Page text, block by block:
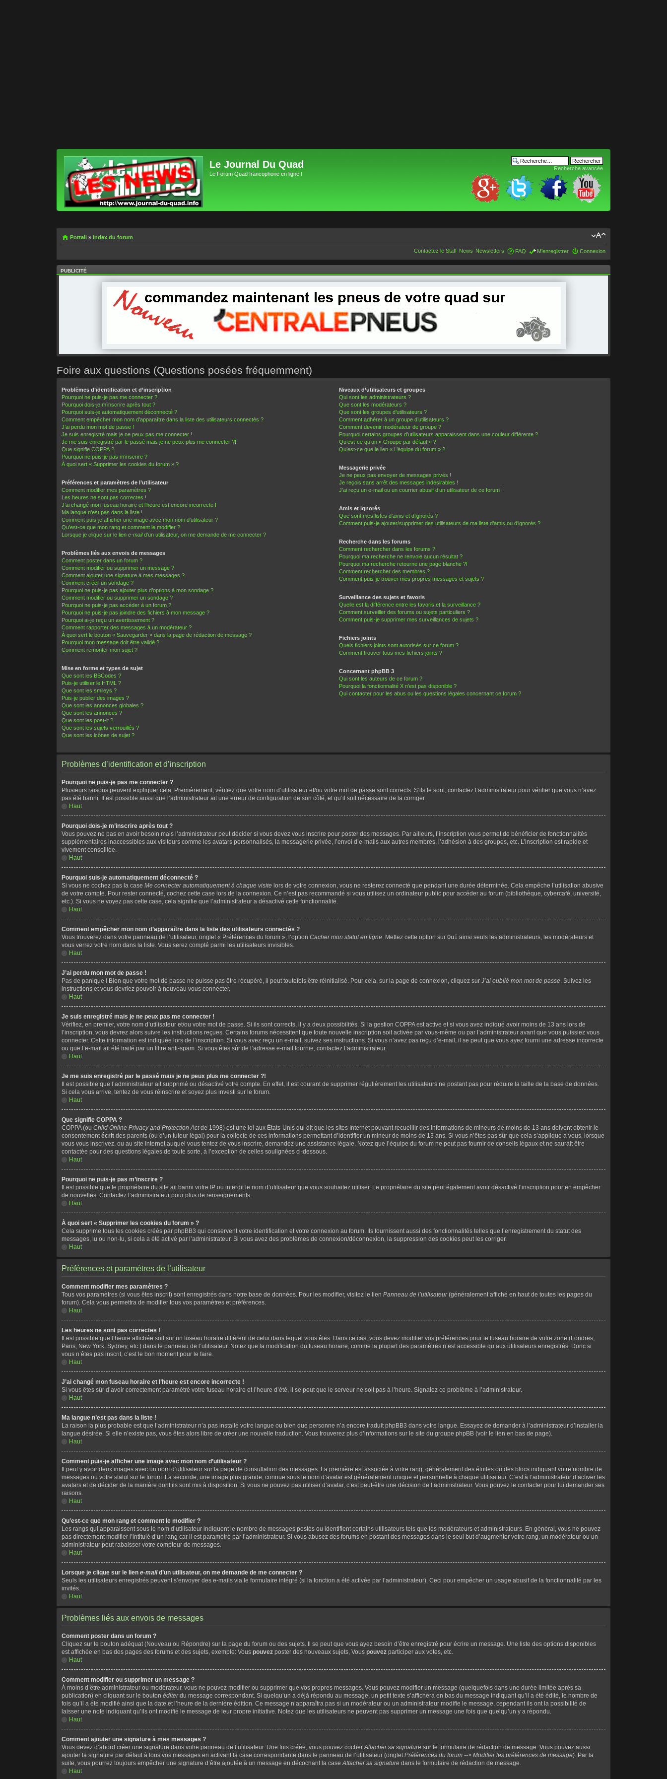
Le Journal Du Quad
Le Forum Quad francophone en ligne !
Recherche avancée
Portail »Index du forum
Contactez le Staff News Newsletters FAQ M’enregistrer Connexion
PUBLICITÉ
Foire aux questions (Questions posées fréquemment)
Problèmes d’identification et d’inscription
Pourquoi ne puis-je pas me connecter ?
Pourquoi dois-je m’inscrire après tout ?
Pourquoi suis-je automatiquement déconnecté ?
Comment empêcher mon nom d’apparaître dans la liste des utilisateurs connectés ?
J’ai perdu mon mot de passe !
Je suis enregistré mais je ne peux pas me connecter !
Je me suis enregistré par le passé mais je ne peux plus me connecter ?!
Que signifie COPPA ?
Pourquoi ne puis-je pas m’inscrire ?
À quoi sert « Supprimer les cookies du forum » ?
Préférences et paramètres de l’utilisateur
Comment modifier mes paramètres ?
Les heures ne sont pas correctes !
J’ai changé mon fuseau horaire et l’heure est encore incorrecte !
Ma langue n’est pas dans la liste !
Comment puis-je afficher une image avec mon nom d’utilisateur ?
Qu’est-ce que mon rang et comment le modifier ?
Lorsque je clique sur le liene-maild’un utilisateur, on me demande de me connecter ?
Problèmes liés aux envois de messages
Comment poster dans un forum ?
Comment modifier ou supprimer un message ?
Comment ajouter une signature à mes messages ?
Comment créer un sondage ?
Pourquoi ne puis-je pas ajouter plus d’options à mon sondage ?
Comment modifier ou supprimer un sondage ?
Pourquoi ne puis-je pas accéder à un forum ?
Pourquoi ne puis-je pas joindre des fichiers à mon message ?
Pourquoi ai-je reçu un avertissement ?
Comment rapporter des messages à un modérateur ?
À quoi sert le bouton « Sauvegarder » dans la page de rédaction de message ?
Pourquoi mon message doit être validé ?
Comment remonter mon sujet ?
Mise en forme et types de sujet
Que sont les BBCodes ?
Puis-je utiliser le HTML ?
Que sont les smileys ?
Puis-je publier des images ?
Que sont les annonces globales ?
Que sont les annonces ?
Que sont les post-it ?
Que sont les sujets verrouillés ?
Que sont les icônes de sujet ?
Niveaux d’utilisateurs et groupes
Qui sont les administrateurs ?
Que sont les modérateurs ?
Que sont les groupes d’utilisateurs ?
Comment adhérer à un groupe d’utilisateurs ?
Comment devenir modérateur de groupe ?
Pourquoi certains groupes d’utilisateurs apparaissent dans une couleur différente ?
Qu’est-ce qu’un « Groupe par défaut » ?
Qu’est-ce que le lien « L’équipe du forum » ?
Messagerie privée
Je ne peux pas envoyer de messages privés !
Je reçois sans arrêt des messages indésirables !
J’ai reçu un e-mail ou un courrier abusif d’un utilisateur de ce forum !
Amis et ignorés
Que sont mes listes d’amis et d’ignorés ?
Comment puis-je ajouter/supprimer des utilisateurs de ma liste d’amis ou d’ignorés ?
Recherche dans les forums
Comment rechercher dans les forums ?
Pourquoi ma recherche ne renvoie aucun résultat ?
Pourquoi ma recherche retourne une page blanche ?!
Comment rechercher des membres ?
Comment puis-je trouver mes propres messages et sujets ?
Surveillance des sujets et favoris
Quelle est la différence entre les favoris et la surveillance ?
Comment surveiller des forums ou sujets particuliers ?
Comment puis-je supprimer mes surveillances de sujets ?
Fichiers joints
Quels fichiers joints sont autorisés sur ce forum ?
Comment trouver tous mes fichiers joints ?
Concernant phpBB 3
Qui sont les auteurs de ce forum ?
Pourquoi la fonctionnalité X n’est pas disponible ?
Qui contacter pour les abus ou les questions légales concernant ce forum ?
Problèmes d’identification et d’inscription
Pourquoi ne puis-je pas me connecter ?
Plusieurs raisons peuvent expliquer cela. Premièrement, vérifiez que votre nom d’utilisateur et/ou votre mot de passe sont corrects. S’ils le sont, contactez l’administrateur pour vérifier que vous n’avez
pas été banni. Il est possible aussi que l’administrateur ait une erreur de configuration de son côté, et qu’il soit nécessaire de la corriger.
Haut
Pourquoi dois-je m’inscrire après tout ?
Vous pouvez ne pas en avoir besoin mais l’administrateur peut décider si vous devez vous inscrire pour poster des messages. Par ailleurs, l’inscription vous permet de bénéficier de fonctionnalités
supplémentaires inaccessibles aux visiteurs comme les avatars personnalisés, la messagerie privée, l’envoi d’e-mails aux autres membres, l’adhésion à des groupes, etc. L’inscription est rapide et
vivement conseillée.
Haut
Pourquoi suis-je automatiquement déconnecté ?
Si vous ne cochez pas la caseMe connecter automatiquement à chaque visite lors de votre connexion, vous ne resterez connecté que pendant une durée déterminée. Cela empêche l’utilisation abusive
de votre compte. Pour rester connecté, cochez cette case lors de la connexion. Ce n’est pas recommandé si vous utilisez un ordinateur public pour accéder au forum (bibliothèque, cybercafé, université,
etc.). Si vous ne voyez pas cette case, cela signifie que l’administrateur a désactivé cette fonctionnalité.
Haut
Comment empêcher mon nom d’apparaître dans la liste des utilisateurs connectés ?
Vous trouverez dans votre panneau de l’utilisateur, onglet « Préférences du forum », l’optionCacher mon statut en ligne. Mettez cette option surOui ainsi seuls les administrateurs, les modérateurs et
vous verrez votre nom dans la liste. Vous serez compté parmi les utilisateurs invisibles.
Haut
J’ai perdu mon mot de passe !
Pas de panique ! Bien que votre mot de passe ne puisse pas être récupéré, il peut toutefois être réinitialisé. Pour cela, sur la page de connexion, cliquez surJ’ai oublié mon mot de passe. Suivez les
instructions et vous devriez pouvoir à nouveau vous connecter.
Haut
Je suis enregistré mais je ne peux pas me connecter !
Vérifiez, en premier, votre nom d’utilisateur et/ou votre mot de passe. Si ils sont corrects, il y a deux possibilités. Si la gestion COPPA est active et si vous avez indiqué avoir moins de 13 ans lors de
l’inscription, vous devrez alors suivre les instructions reçues. Certains forums nécessitent que toute nouvelle inscription soit activée par vous-même ou par l’administrateur avant que vous puissiez vous
connecter. Cette information est indiquée lors de l’inscription. Si vous avez reçu un e-mail, suivez ses instructions. Si vous n’avez pas reçu d’e-mail, il se peut que vous ayez fourni une adresse incorrecte
ou que l’e-mail ait été traité par un filtre anti-spam. Si vous êtes sûr de l’adresse e-mail fournie, contactez l’administrateur.
Haut
Je me suis enregistré par le passé mais je ne peux plus me connecter ?!
Il est possible que l’administrateur ait supprimé ou désactivé votre compte. En effet, il est courant de supprimer régulièrement les utilisateurs ne postant pas pour réduire la taille de la base de données.
Si cela vous arrive, tentez de vous réinscrire et soyez plus investi sur le forum.
Haut
Que signifie COPPA ?
COPPA (ouChild Online Privacy and Protection Actde 1998) est une loi aux États-Unis qui dit que les sites Internet pouvant recueillir des informations de mineurs de moins de 13 ans doivent obtenir le
consentementécrit des parents (ou d’un tuteur légal) pour la collecte de ces informations permettant d’identifier un mineur de moins de 13 ans. Si vous n’êtes pas sûr que cela s’applique à vous, lorsque
vous vous inscrivez, ou au site Internet auquel vous tentez de vous inscrire, demandez une assistance légale. Notez que l’équipe du forum ne peut pas fournir de conseils légaux et ne saurait être
contactée pour des questions légales de toute sorte, à l’exception de celles soulignées ci-dessous.
Haut
Pourquoi ne puis-je pas m’inscrire ?
Il est possible que le propriétaire du site ait banni votre IP ou interdit le nom d’utilisateur que vous souhaitez utiliser. Le propriétaire du site peut également avoir désactivé l’inscription pour en empêcher
de nouvelles. Contactez l’administrateur pour plus de renseignements.
Haut
À quoi sert « Supprimer les cookies du forum » ?
Cela supprime tous les cookies créés par phpBB3 qui conservent votre identification et votre connexion au forum. Ils fournissent aussi des fonctionnalités telles que l’enregistrement du statut des
messages, lu ou non-lu, si cela a été activé par l’administrateur. Si vous avez des problèmes de connexion/déconnexion, la suppression des cookies peut les corriger.
Haut
Préférences et paramètres de l’utilisateur
Comment modifier mes paramètres ?
Tous vos paramètres (si vous êtes inscrit) sont enregistrés dans notre base de données. Pour les modifier, visitez le lienPanneau de l’utilisateur(généralement affiché en haut de toutes les pages du
forum). Cela vous permettra de modifier tous vos paramètres et préférences.
Haut
Les heures ne sont pas correctes !
Il est possible que l’heure affichée soit sur un fuseau horaire différent de celui dans lequel vous êtes. Dans ce cas, vous devez modifier vos préférences pour le fuseau horaire de votre zone (Londres,
Paris, New York, Sydney, etc.) dans le panneau de l’utilisateur. Notez que la modification du fuseau horaire, comme la plupart des paramètres n’est accessible qu’aux utilisateurs enregistrés. Donc si
vous n’êtes pas inscrit, c’est le bon moment pour le faire.
Haut
J’ai changé mon fuseau horaire et l’heure est encore incorrecte !
Si vous êtes sûr d’avoir correctement paramétré votre fuseau horaire et l’heure d’été, il se peut que le serveur ne soit pas à l’heure. Signalez ce problème à l’administrateur.
Haut
Ma langue n’est pas dans la liste !
La raison la plus probable est que l’administrateur n’a pas installé votre langue ou bien que personne n’a encore traduit phpBB3 dans votre langue. Essayez de demander à l’administrateur d’installer la
langue désirée. Si elle n’existe pas, vous êtes alors libre de créer une nouvelle traduction. Vous trouverez plus d’informations sur le site du groupe phpBB (voir le lien en bas de page).
Haut
Comment puis-je afficher une image avec mon nom d’utilisateur ?
Il peut y avoir deux images avec un nom d’utilisateur sur la page de consultation des messages. La première est associée à votre rang, généralement des étoiles ou des blocs indiquant votre nombre de
messages ou votre statut sur le forum. La seconde, une image plus grande, connue sous le nom d’avatar est généralement unique et personnelle à chaque utilisateur. C’est à l’administrateur d’activer les
avatars et de décider de la manière dont ils sont mis à disposition. Si vous ne pouvez pas utiliser d’avatar, c’est peut-être une décision de l’administrateur. Vous pouvez le contacter pour lui demander ses
raisons.
Haut
Qu’est-ce que mon rang et comment le modifier ?
Les rangs qui apparaissent sous le nom d’utilisateur indiquent le nombre de messages postés ou identifient certains utilisateurs tels que les modérateurs et administrateurs. En général, vous ne pouvez
pas directement modifier l’intitulé d’un rang car il est paramétré par l’administrateur. Si vous abusez des forums en postant des messages dans le seul but d’augmenter votre rang, un modérateur ou un
administrateur peut rabaisser votre compteur de messages.
Haut
Lorsque je clique sur le liene-maild’un utilisateur, on me demande de me connecter ?
Seuls les utilisateurs enregistrés peuvent s’envoyer des e-mails via le formulaire intégré (si la fonction a été activée par l’administrateur). Ceci pour empêcher un usage abusif de la fonctionnalité par les
invités.
Haut
Problèmes liés aux envois de messages
Comment poster dans un forum ?
Cliquez sur le bouton adéquat (Nouveau ou Répondre) sur la page du forum ou des sujets. Il se peut que vous ayez besoin d’être enregistré pour écrire un message. Une liste des options disponibles
est affichée en bas des pages des forums et des sujets, exemple: Vouspouvez poster des nouveaux sujets, Vouspouvez participer aux votes, etc.
Haut
Comment modifier ou supprimer un message ?
À moins d’être administrateur ou modérateur, vous ne pouvez modifier ou supprimer que vos propres messages. Vous pouvez modifier un message (quelquefois dans une durée limitée après sa
publication) en cliquant sur le boutonéditerdu message correspondant. Si quelqu’un a déjà répondu au message, un petit texte s’affichera en bas du message indiquant qu’il a été édité, le nombre de
fois qu’il a été modifié ainsi que la date et l’heure de la dernière édition. Ce message n’apparaîtra pas si un modérateur ou un administrateur modifie le message, cependant ils ont la possibilité de
laisser une note indiquant qu’ils ont modifié le message de leur propre initiative. Notez que les utilisateurs ne peuvent pas supprimer un message une fois que quelqu’un y a répondu.
Haut
Comment ajouter une signature à mes messages ?
Vous devez d’abord créer une signature dans votre panneau de l’utilisateur. Une fois créée, vous pouvez cocherAttacher sa signature sur le formulaire de rédaction de message. Vous pouvez aussi
ajouter la signature par défaut à tous vos messages en activant la case correspondante dans le panneau de l’utilisateur (ongletPréférences du forum --> Modifier les préférences de message). Par la
suite, vous pourrez toujours empêcher une signature d’être ajoutée à un message en décochant la caseAttacher sa signature dans le formulaire de rédaction de message.
Haut